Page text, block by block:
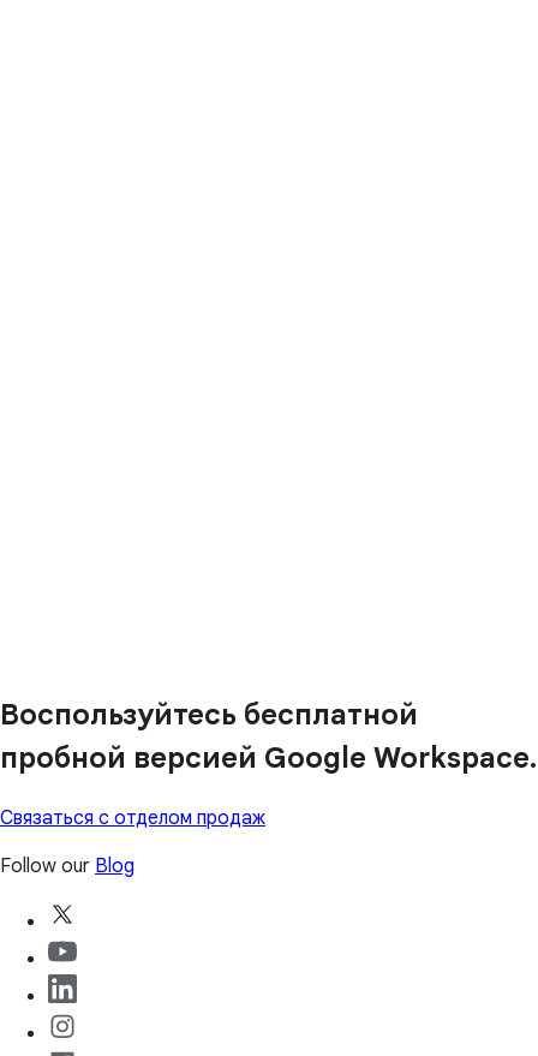
Воспользуйтесь бесплатной
пробной версией Google Workspace.
Связаться с отделом продаж
Follow our Blog